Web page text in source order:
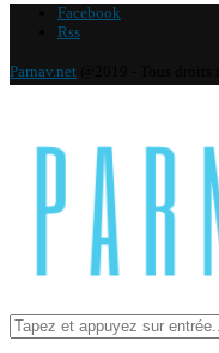
Facebook
Rss
Parnav.net